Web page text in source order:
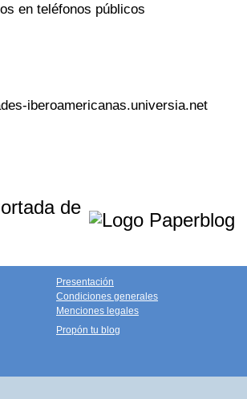
en teléfonos públicos
iberoamericanas.universia.net
de
Presentación
Condiciones generales
Menciones legales
Propón tu blog